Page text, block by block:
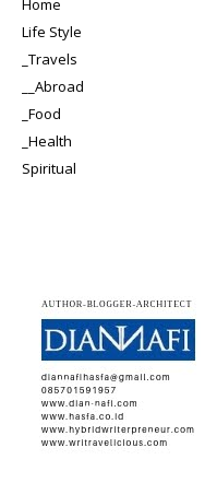
Home
Life Style
_Travels
__Abroad
_Food
_Health
Spiritual